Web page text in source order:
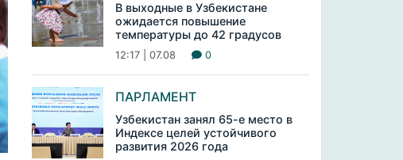
В выходные в Узбекистане
ожидается повышение
температуры до 42 градусов
12:17 | 07.08 0
ПАРЛАМЕНТ
Узбекистан занял 65-е место в
Индексе целей устойчивого
развития 2026 года